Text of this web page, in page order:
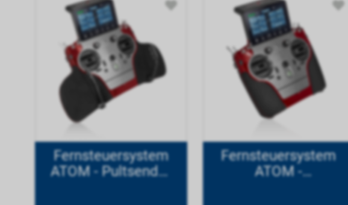
Fernsteuersystem
ATOM - Pultsender
Fernsteuersystem
ATOM -